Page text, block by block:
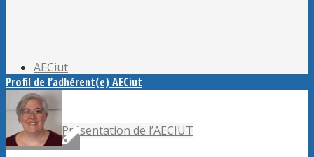
AECiut
Présentation de l’AECIUT
Profil de l’adhérent(e) AECiut